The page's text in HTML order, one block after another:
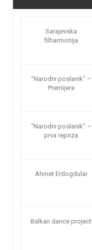
Sarajevska
filharmonija
“Narodni poslanik” –
Premijera
“Narodni poslanik” –
prva repriza
Ahmet Erdogdular
Balkan dance project